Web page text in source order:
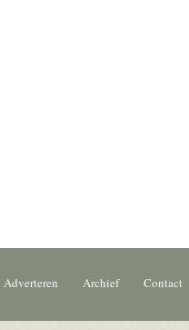
Adverteren Archief Contact